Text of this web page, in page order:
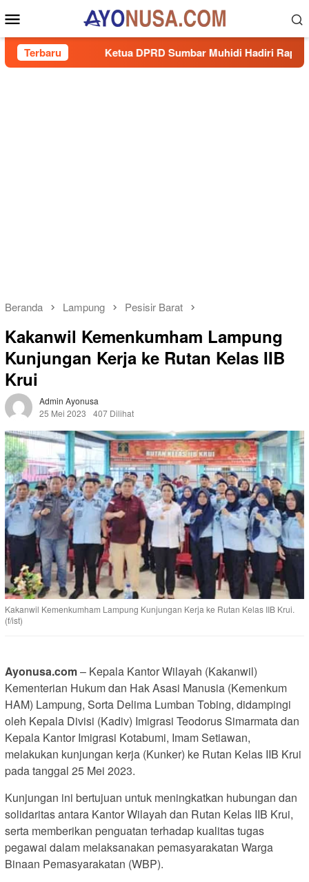
ke
kontenMobile
TerbaruKetua DPRD Sumbar Muhidi Hadiri Rapat Paripurna
Beranda Lampung Pesisir Barat
Kakanwil Kemenkumham Lampung
Kunjungan Kerja ke Rutan Kelas IIB
Krui
Admin Ayonusa
25 Mei 2023
407 Dilihat
Kakanwil Kemenkumham Lampung Kunjungan Kerja ke Rutan Kelas IIB Krui.
(f/ist)
Ayonusa.com– Kepala Kantor Wilayah (Kakanwil)
Kementerian Hukum dan Hak Asasi Manusia (Kemenkum
HAM) Lampung, Sorta Delima Lumban Tobing, didampingi
oleh Kepala Divisi (Kadiv) Imigrasi Teodorus Simarmata dan
Kepala Kantor Imigrasi Kotabumi, Imam Setiawan,
melakukan kunjungan kerja (Kunker) ke Rutan Kelas IIB Krui
pada tanggal 25 Mei 2023.
Kunjungan ini bertujuan untuk meningkatkan hubungan dan
solidaritas antara Kantor Wilayah dan Rutan Kelas IIB Krui,
serta memberikan penguatan terhadap kualitas tugas
pegawai dalam melaksanakan pemasyarakatan Warga
Binaan Pemasyarakatan (WBP).